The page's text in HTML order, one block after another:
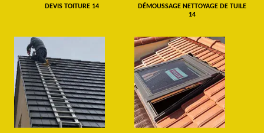
DEVIS TOITURE 14
DÉMOUSSAGE NETTOYAGE DE TUILE
14